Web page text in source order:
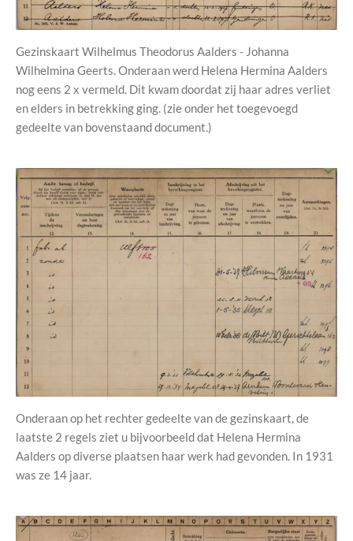
Gezinskaart Wilhelmus Theodorus Aalders - Johanna
Wilhelmina Geerts. Onderaan werd Helena Hermina Aalders
nog eens 2 x vermeld. Dit kwam doordat zij haar adres verliet
en elders in betrekking ging. (zie onder het toegevoegd
gedeelte van bovenstaand document.)
Onderaan op het rechter gedeelte van de gezinskaart, de
laatste 2 regels ziet u bijvoorbeeld dat Helena Hermina
Aalders op diverse plaatsen haar werk had gevonden. In 1931
was ze 14 jaar.